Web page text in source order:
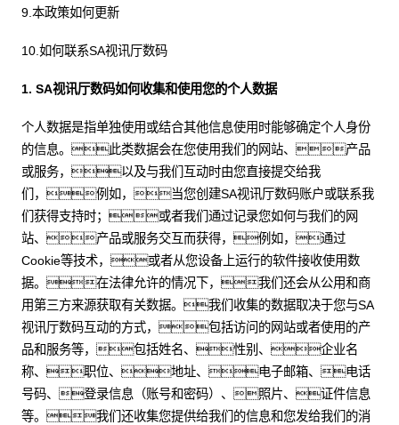
9.本政策如何更新
10.如何联系SA视讯厅数码
1. SA视讯厅数码如何收集和使用您的个人数据
个人数据是指单独使用或结合其他信息使用时能够确定个人身份
的信息。此类数据会在您使用我们的网站、产品
或服务，以及与我们互动时由您直接提交给我
们，例如，当您创建SA视讯厅数码账户或联系我
们获得支持时；或者我们通过记录您如何与我们的网
站、产品或服务交互而获得，例如，通过
Cookie等技术，或者从您设备上运行的软件接收使用数
据。在法律允许的情况下，我们还会从公用和商
用第三方来源获取有关数据。我们收集的数据取决于您与SA
视讯厅数码互动的方式，包括访问的网站或者使用的产
品和服务等，包括姓名、性别、企业名
称、职位、地址、电子邮箱、电话
号码、登录信息（账号和密码）、照片、证件信息
等。我们还收集您提供给我们的信息和您发给我们的消